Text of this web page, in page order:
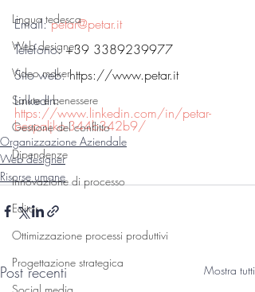
Lingua tedesca
Web designer
Video maker
Salute e benessere
Gestione del conflitto
Dipendenze
Innovazione di processo
Editor
Ottimizzazione processi produttivi
Progettazione strategica
Email: petar@petar.it
Telefono: +39 3389239977
Sito web: https://www.petar.it
LinkedIn:
https://www.linkedin.com/in/petar-
bespaljko-344b342b9/
Organizzazione Aziendale
Web designer
Risorse umane
Post recenti Mostra tutti